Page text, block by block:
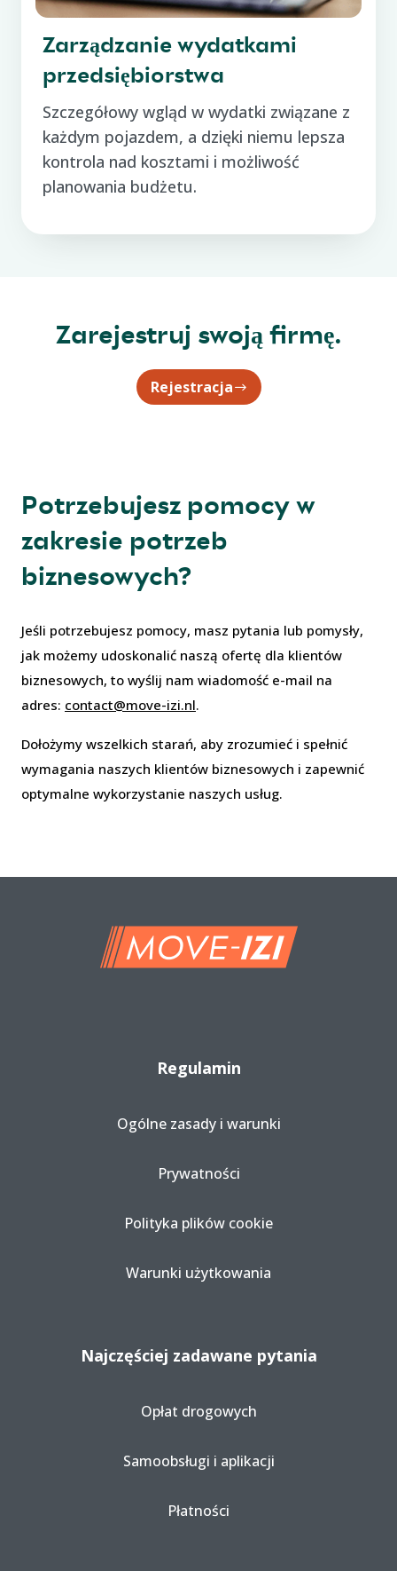
Zarządzanie wydatkami
przedsiębiorstwa
Szczegółowy wgląd w wydatki związane z
każdym pojazdem, a dzięki niemu lepsza
kontrola nad kosztami i możliwość
planowania budżetu.
Zarejestruj swoją firmę.
Rejestracja
Potrzebujesz pomocy w
zakresie potrzeb
biznesowych?
Jeśli potrzebujesz pomocy, masz pytania lub pomysły,
jak możemy udoskonalić naszą ofertę dla klientów
biznesowych, to wyślij nam wiadomość e-mail na
adres: contact@move-izi.nl.
Dołożymy wszelkich starań, aby zrozumieć i spełnić
wymagania naszych klientów biznesowych i zapewnić
optymalne wykorzystanie naszych usług.
Regulamin
Ogólne zasady i warunki
Prywatności
Polityka plików cookie
Warunki użytkowania
Najczęściej zadawane pytania
Opłat drogowych
Samoobsługi i aplikacji
Płatności